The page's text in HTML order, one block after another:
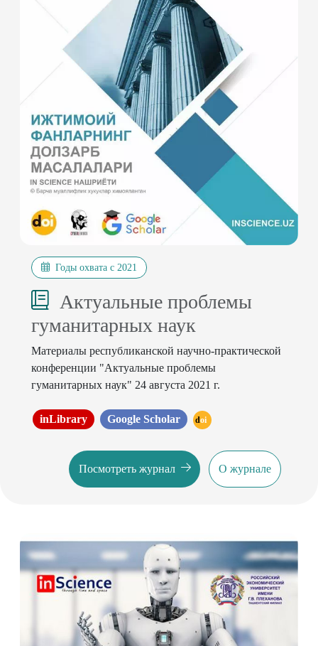
Годы охвата с 2021
Актуальные проблемы
гуманитарных наук
Материалы республиканской научно-практической
конференции "Актуальные проблемы
гуманитарных наук" 24 августа 2021 г.
inLibrary Google Scholar doi
Посмотреть журнал О журнале